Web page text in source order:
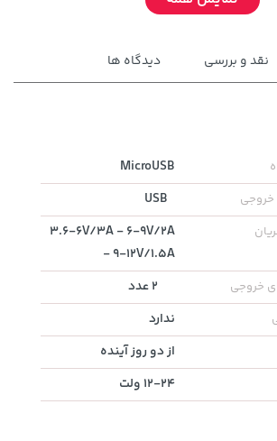
1,143,000 تومان
1,187,000
خرید 1,109,000 تومان خرید
نقد و بررسی دیدگاه ها
MicroUSB
خروجی USB
3.6-6V/3A - 6-9V/2A
- 9-12V/1.5A
خروجی 2 عدد
ندارد
از دو روز آینده
12-24 ولت